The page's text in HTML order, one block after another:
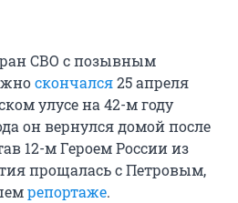
СВО с позывным
скончался25 апреля
улусе на 42-м году
он вернулся домой после
12-м Героем России из
прощалась с Петровым,
репортаже.